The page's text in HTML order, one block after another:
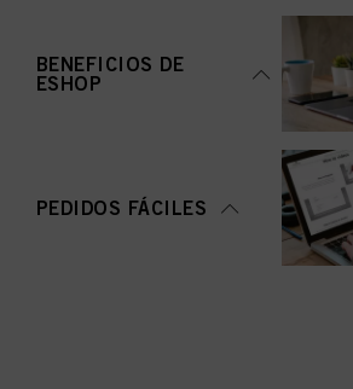
BENEFICIOS DE
ESHOP
PEDIDOS FÁCILES